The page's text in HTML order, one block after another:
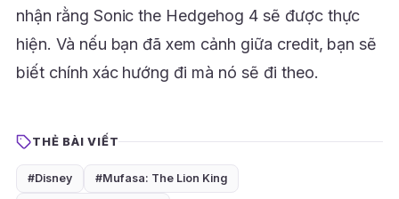
nhận rằng Sonic the Hedgehog 4 sẽ được thực
hiện. Và nếu bạn đã xem cảnh giữa credit, bạn sẽ
biết chính xác hướng đi mà nó sẽ đi theo.
THẺ BÀI VIẾT
#Disney #Mufasa: The Lion King